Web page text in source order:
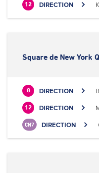
12 DIRECTION
Square de New York
8 DIRECTION
12 DIRECTION
CN7 DIRECTION